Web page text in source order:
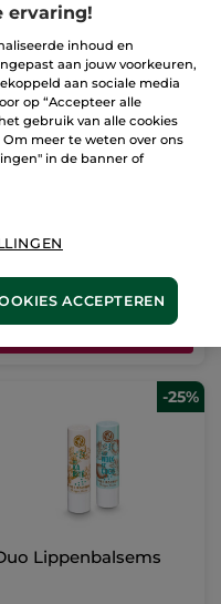
Lippenbalsem met
€
adviesprijs: 7,98 €
-25%
Lippenbalsems
ervaring!
inhoud en
aan jouw voorkeuren,
aan sociale media
op “Accepteer alle
gebruik van alle cookies
meer te weten over ons
in de banner of
ACCEPTEREN